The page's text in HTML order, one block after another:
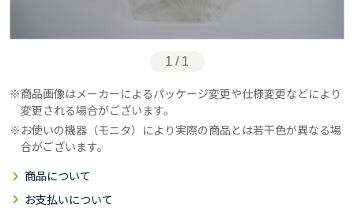
1 / 1
商品画像はメーカーによるパッケージ変更や仕様変更などにより
変更される場合がございます。
お使いの機器（モニタ）により実際の商品とは若干色が異なる場
合がございます。
商品について
お支払いについて